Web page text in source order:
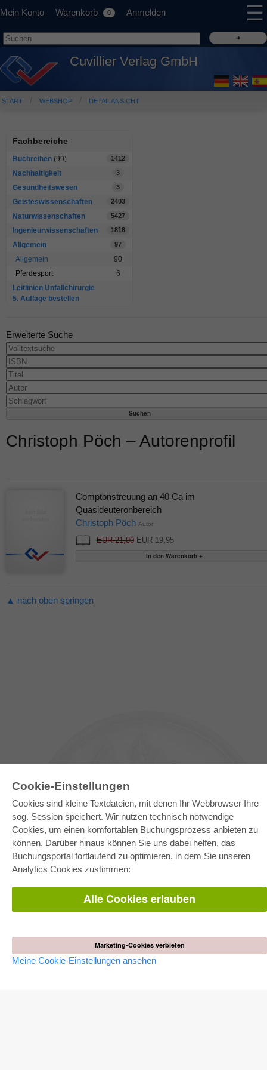
Cookie-Einstellungen
Cookies sind kleine Textdateien, mit denen Ihr Webbrowser Ihre
sog. Session speichert. Wir nutzen technisch notwendige
Cookies, um einen komfortablen Buchungsprozess anbieten zu
können. Darüber hinaus können Sie uns dabei helfen, das
Buchungsportal fortlaufend zu optimieren, in dem Sie unseren
Analytics Cookies zustimmen:
Alle Cookies erlauben
Marketing-Cookies verbieten
Meine Cookie-Einstellungen ansehen
Mein Konto Warenkorb 0 Anmelden ☰
Cuvillier Verlag GmbH
START WEBSHOP DETAILANSICHT
Fachbereiche
Buchreihen (99) 1412
Nachhaltigkeit 3
Gesundheitswesen 3
Geisteswissenschaften 2403
Naturwissenschaften 5427
Ingenieurwissenschaften 1818
Allgemein 97
Allgemein
90
Pferdesport
6
Leitlinien Unfallchirurgie
5. Auflage bestellen
Erweiterte Suche
Christoph Pöch – Autorenprofil
Comptonstreuung an 40 Ca im
Quasideuteronbereich
Christoph Pöch Autor
EUR 21,00EUR 19,95
▲ nach oben springen
E-COLLECTION
Gesamtpaket
Fachbereichspakete
Häufig gestellte Fragen (FAQ)
Versandkosten
AGB